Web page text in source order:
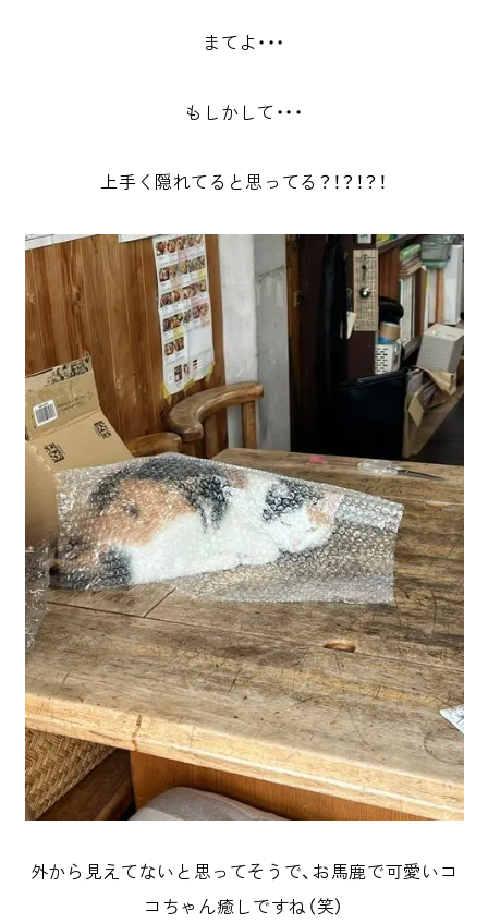
まてよ・・・
もしかして・・・
上手く隠れてると思ってる？！？！？！
外から見えてないと思ってそうで、お馬鹿で可愛いコ
コちゃん癒しですね（笑）